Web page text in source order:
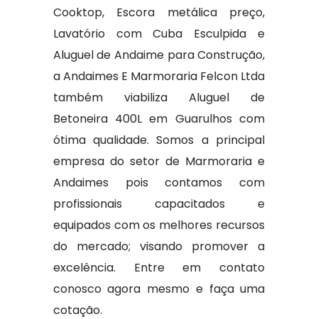
Cooktop, Escora metálica preço,
Lavatório com Cuba Esculpida e
Aluguel de Andaime para Construção,
a Andaimes E Marmoraria Felcon Ltda
também viabiliza Aluguel de
Betoneira 400L em Guarulhos com
ótima qualidade. Somos a principal
empresa do setor de Marmoraria e
Andaimes pois contamos com
profissionais capacitados e
equipados com os melhores recursos
do mercado; visando promover a
excelência. Entre em contato
conosco agora mesmo e faça uma
cotação.